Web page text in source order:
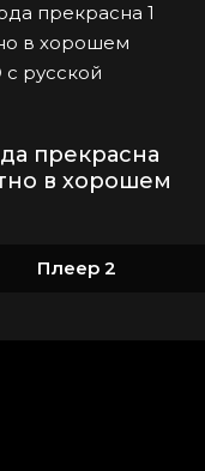
прекрасна 1
в хорошем
с русской
прекрасна
в хорошем
Плеер 2